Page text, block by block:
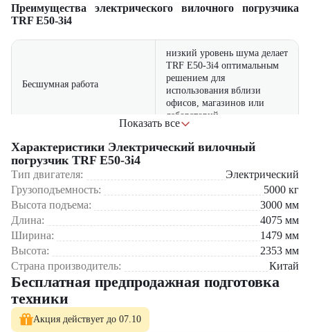
Преимущества электрического вилочного погрузчика
TRF E50-3i4
Бесшумная работа
низкий уровень шума делает
TRF E50-3i4 оптимальным
решением для
использования вблизи
офисов, магазинов или
лабораторий
Высокая производительность
большая грузоподъемность и
непрерывную работу без
потери эффективности
Улучшенная эргономика
интуитивным управлением
и отличной обзорностью
создает комфортные условия
для оператора
Где применяется вилочный погрузчик TRF E50-3i4?
На складах с тяжелым грузопотоком
В логистических центрах и терминалах
На промышленных предприятиях с крупногабаритной
продукцией
В строительной и металлургической сфере
Почему стоит выбрать TRF E50-3i4?
Идеальный баланс между мощностью и экологичностью
Низкие эксплуатационные расходы
Гибкость применения в различных отраслях
Современные технологии управления и безопасности
Показать все
Характеристики Электрический вилочный
погрузчик TRF E50-3i4
Тип двигателя:
Электрический
Грузоподъемность:
5000 кг
Высота подъема:
3000 мм
Длина:
4075 мм
Ширина:
1479 мм
Высота:
2353 мм
Страна производитель:
Китай
Бесплатная предпродажная подготовка
техники
Акция действует до 07.10